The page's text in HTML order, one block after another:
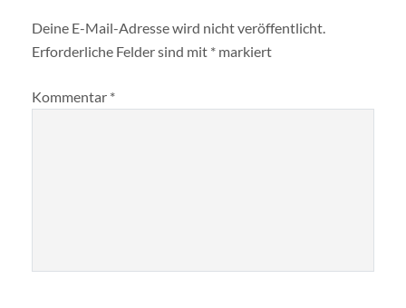
Deine E-Mail-Adresse wird nicht veröffentlicht.
Erforderliche Felder sind mit * markiert
Kommentar *